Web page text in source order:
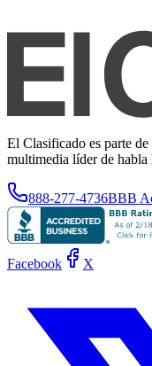
El Clasificado es parte
multimedia líder de habla
888-277-4736BBB
Facebook X